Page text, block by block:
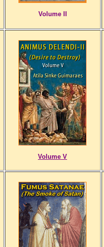
Volume II
Volume V